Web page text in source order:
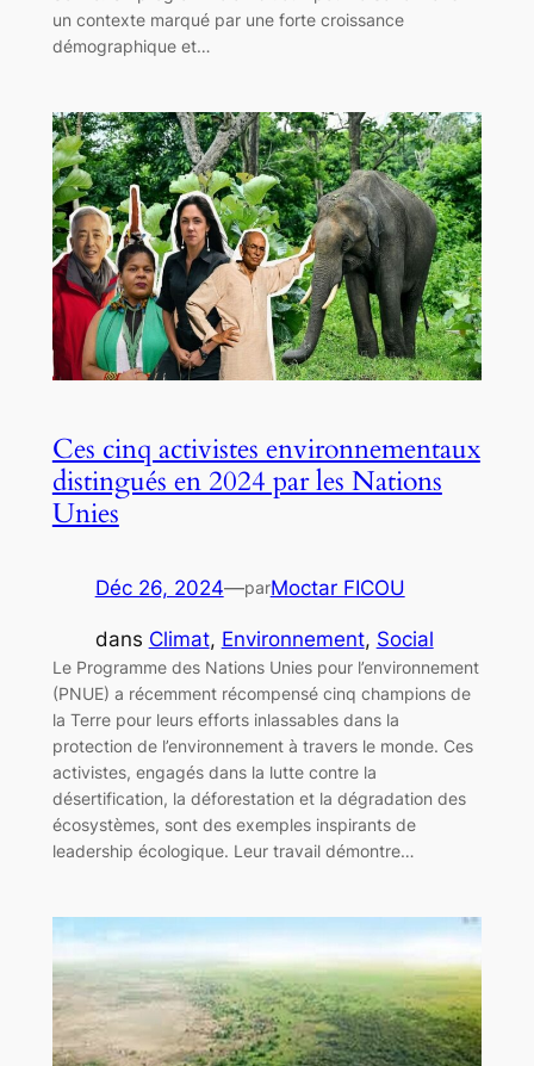
un contexte marqué par une forte croissance
démographique et…
Ces cinq activistes environnementaux
distingués en 2024 par les Nations
Unies
Déc 26, 2024—parMoctar FICOU
dans Climat, Environnement, Social
Le Programme des Nations Unies pour l’environnement
(PNUE) a récemment récompensé cinq champions de
la Terre pour leurs efforts inlassables dans la
protection de l’environnement à travers le monde. Ces
activistes, engagés dans la lutte contre la
désertification, la déforestation et la dégradation des
écosystèmes, sont des exemples inspirants de
leadership écologique. Leur travail démontre…